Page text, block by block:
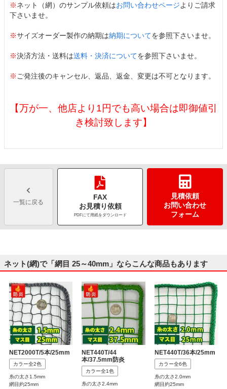
※ネット（網）のサンプル依頼はお問い合わせページよりご請求
下さいませ。
※サイズオーダー製作の納期は納期についてを参照下さいませ。
※決済方法・送料は送料・決済についてを参照下さいませ。
※ ご発注後のキャンセル、返品、返金、変更は不可となります。
【万が一、他店より1円でも高い場合は即御値引
き検討致します】
一覧に戻る
FAX
お見積り依頼
PDFにて用紙をダウンロード
見積依頼
お問い合わせ
フォーム
ネット(網)で「網目 25～40mm」ならこんな商品もあります
NET2000T/5本/25mm
カラー全2色
糸の太さ1.5mm
網目約25mm
NET440T/44
本/37.5mm防炎
カラー全1色
糸の太さ2.4mm
NET440T/36本/25mm
カラー全6色
糸の太さ2.0mm
網目約25mm